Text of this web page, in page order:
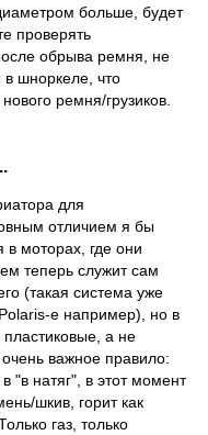
больше, будет
проверять
обрыва ремня, не
в шноркеле, что
ремня/грузиков.
для
отличием я бы
моторах, где они
теперь служит сам
(такая система уже
е например), но в
пластиковые, а не
важное правило:
"в натяг", в этот момент
шкив, горит как
газ, только